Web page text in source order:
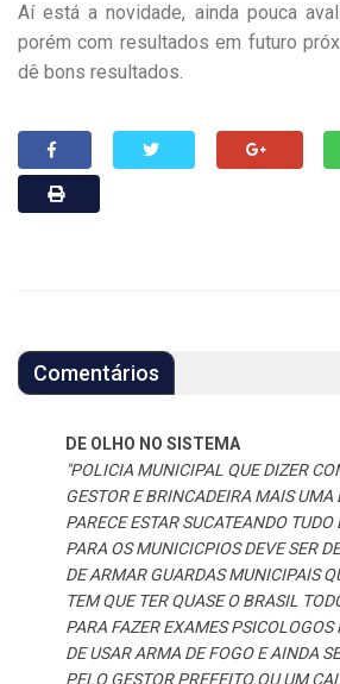
Aí está a novidade, ainda pouca
porém com resultados em futuro
dê bons resultados.
Comentários
DE OLHO NO SISTEMA
"POLICIA MUNICIPAL QUE DIZER
GESTOR E BRINCADEIRA MAIS UMA
PARECE ESTAR SUCATEANDO
PARA OS MUNICICPIOS DEVE SER
DE ARMAR GUARDAS MUNICIPAIS
TEM QUE TER QUASE O BRASIL
PARA FAZER EXAMES PSICOLOGOS
DE USAR ARMA DE FOGO E AINDA
PELO GESTOR PREFEITO.OU UM